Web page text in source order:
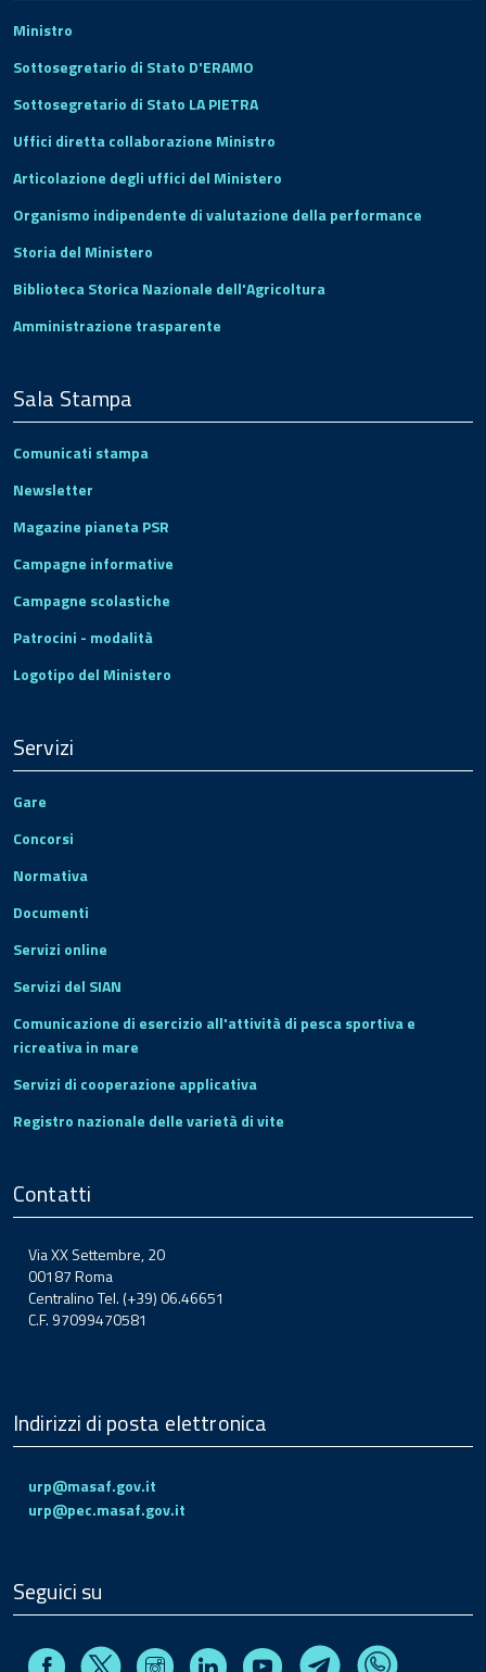
Ministro
Sottosegretario di Stato D'ERAMO
Sottosegretario di Stato LA PIETRA
Uffici diretta collaborazione Ministro
Articolazione degli uffici del Ministero
Organismo indipendente di valutazione della performance
Storia del Ministero
Biblioteca Storica Nazionale dell'Agricoltura
Amministrazione trasparente
Sala Stampa
Comunicati stampa
Newsletter
Magazine pianeta PSR
Campagne informative
Campagne scolastiche
Patrocini - modalità
Logotipo del Ministero
Servizi
Gare
Concorsi
Normativa
Documenti
Servizi online
Servizi del SIAN
Comunicazione di esercizio all'attività di pesca sportiva e
ricreativa in mare
Servizi di cooperazione applicativa
Registro nazionale delle varietà di vite
Contatti
Via XX Settembre, 20
00187 Roma
Centralino Tel. (+39) 06.46651
C.F. 97099470581
Indirizzi di posta elettronica
urp@masaf.gov.it
urp@pec.masaf.gov.it
Seguici su
FacebookX InstagramLinkedin Youtube TelegramWhatsapp